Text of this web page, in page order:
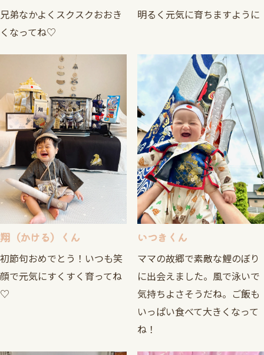
兄弟なかよくスクスクおおき
くなってね♡
明るく元気に育ちますように
翔（かける）くん
初節句おめでとう！いつも笑
顔で元気にすくすく育ってね
♡
いつきくん
ママの故郷で素敵な鯉のぼり
に出会えました。風で泳いで
気持ちよさそうだね。ご飯も
いっぱい食べて大きくなって
ね！